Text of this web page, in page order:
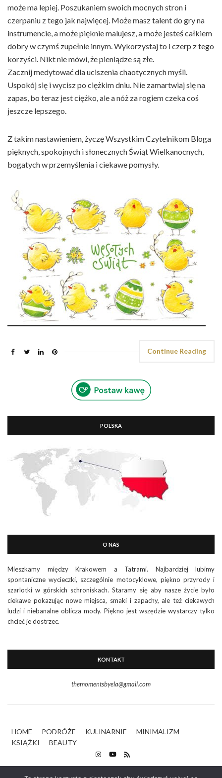
może ma lepiej. Poszukaniem swoich mocnych stron i
czerpaniu z tego jak najwięcej. Może masz talent do gry na
instrumencie, a może pięknie malujesz, a może jesteś całkiem
dobry w czymś zupełnie innym. Wykorzystaj to i czerp z tego
korzyści. Nikt nie mówi, że pieniądze są złe.
Zacznij medytować dla uciszenia chaotycznych myśli.
Uspokój się i wycisz po ciężkim dniu. Nie zamartwiaj się na
zapas, bo teraz jest ciężko, ale a nóż za rogiem czeka coś
jeszcze lepszego.
Z takim nastawieniem, życzę Wszystkim Czytelnikom Bloga
pięknych, spokojnych i słonecznych Świąt Wielkanocnych,
bogatych w przemyślenia i ciekawe pomysły.
Continue Reading
POLSKA
O NAS
Mieszkamy między Krakowem a Tatrami. Najbardziej lubimy
spontaniczne wycieczki, szczególnie motocyklowe, piękno przyrody i
szarlotki w górskich schroniskach. Staramy się aby nasze życie było
ciekawe pokazując nowe miejsca, smaki i zapachy, ale też ciekawych
ludzi i niebanalne oblicza mody. Piękno jest wszędzie wystarczy tylko
chcieć je dostrzec.
KONTAKT
themomentsbyela@gmail.com
HOME PODRÓŻE KULINARNIE
MINIMALIZM
KSIĄŻKI
BEAUTY